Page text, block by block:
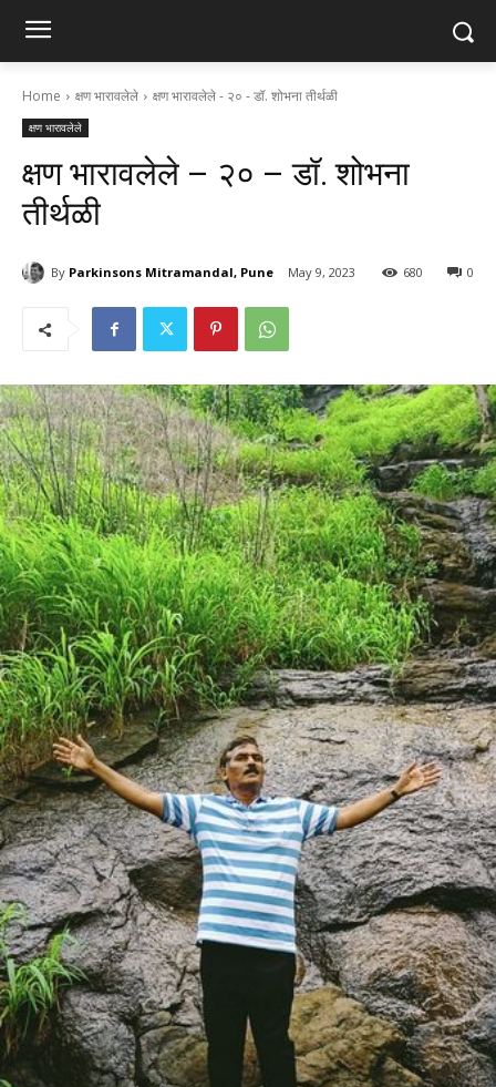
Home क्षण भारावलेले क्षण भारावलेले - २० - डॉ. शोभना तीर्थळी
क्षण भारावलेले
क्षण भारावलेले – २० – डॉ. शोभना
तीर्थळी
By Parkinsons Mitramandal, Pune May 9, 2023 0
680